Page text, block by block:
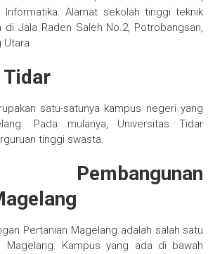
Informatika. Alamat sekolah tinggi teknik
di Jala Raden Saleh No.2, Potrobangsan,
Utara.
satu-satunya kampus negeri yang
Pada mulanya, Universitas Tidar
tinggi swasta.
Pembangunan
Pertanian Magelang adalah salah satu
Magelang. Kampus yang ada di bawah